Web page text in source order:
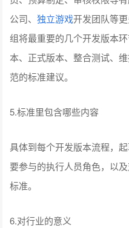
公司、独立游戏开发团队等
组将最重要的几个开发版本
本、正式版本、整合测试、
范的标准建议。
5.标准里包含哪些内容
具体到每个开发版本流程，
要参与的执行人员⻆色，以
标准。
6.对行业的意义